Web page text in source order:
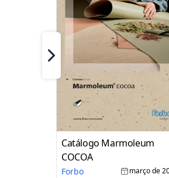
Catálogo Marmoleum
COCOA
Forbo março de
Próximo